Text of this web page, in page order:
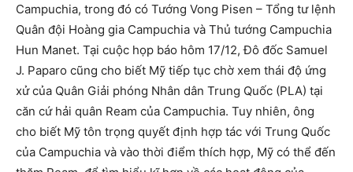
Campuchia, trong đó có Tướng Vong Pisen – Tổng tư lệnh
Quân đội Hoàng gia Campuchia và Thủ tướng Campuchia
Hun Manet. Tại cuộc họp báo hôm 17/12, Đô đốc Samuel
J. Paparo cũng cho biết Mỹ tiếp tục chờ xem thái độ ứng
xử của Quân Giải phóng Nhân dân Trung Quốc (PLA) tại
căn cứ hải quân Ream của Campuchia. Tuy nhiên, ông
cho biết Mỹ tôn trọng quyết định hợp tác với Trung Quốc
của Campuchia và vào thời điểm thích hợp, Mỹ có thể đến